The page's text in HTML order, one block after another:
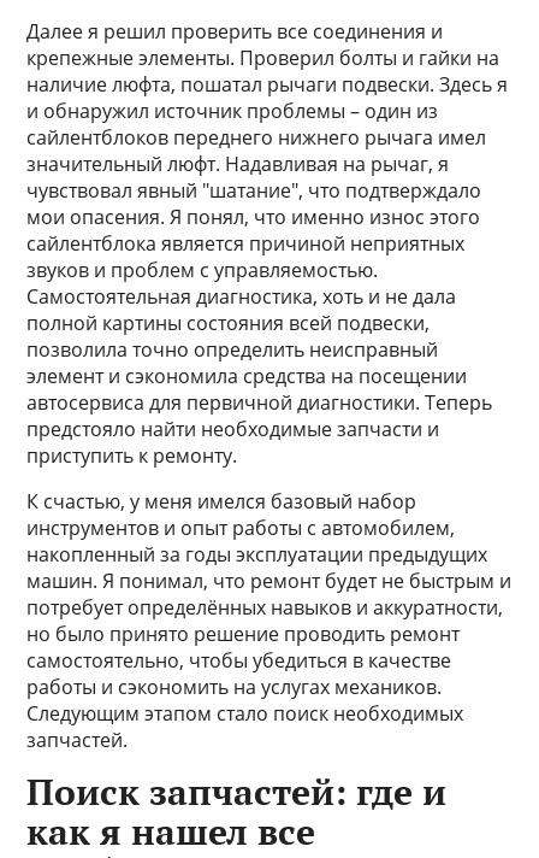
Далее я решил проверить все соединения и
крепежные элементы. Проверил болты и гайки на
наличие люфта, пошатал рычаги подвески. Здесь я
и обнаружил источник проблемы – один из
сайлентблоков переднего нижнего рычага имел
значительный люфт. Надавливая на рычаг, я
чувствовал явный "шатание", что подтверждало
мои опасения. Я понял, что именно износ этого
сайлентблока является причиной неприятных
звуков и проблем с управляемостью.
Самостоятельная диагностика, хоть и не дала
полной картины состояния всей подвески,
позволила точно определить неисправный
элемент и сэкономила средства на посещении
автосервиса для первичной диагностики. Теперь
предстояло найти необходимые запчасти и
приступить к ремонту.
К счастью, у меня имелся базовый набор
инструментов и опыт работы с автомобилем,
накопленный за годы эксплуатации предыдущих
машин. Я понимал, что ремонт будет не быстрым и
потребует определённых навыков и аккуратности,
но было принято решение проводить ремонт
самостоятельно, чтобы убедиться в качестве
работы и сэкономить на услугах механиков.
Следующим этапом стало поиск необходимых
запчастей.
Поиск запчастей: где и
как я нашел все